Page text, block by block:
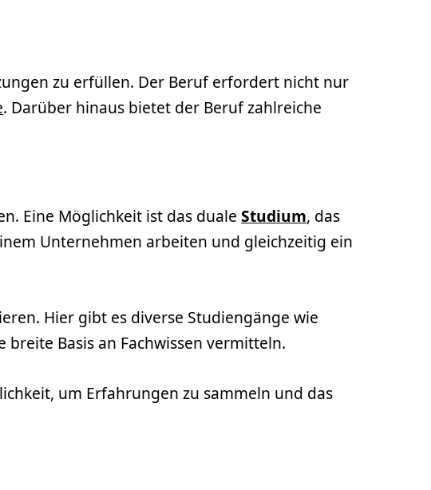
zu erfüllen. Der Beruf erfordert nicht nur
. Darüber hinaus bietet der Beruf zahlreiche
Eine Möglichkeit ist das duale Studium, das
Unternehmen arbeiten und gleichzeitig ein
Hier gibt es diverse Studiengänge wie
Basis an Fachwissen vermitteln.
um Erfahrungen zu sammeln und das